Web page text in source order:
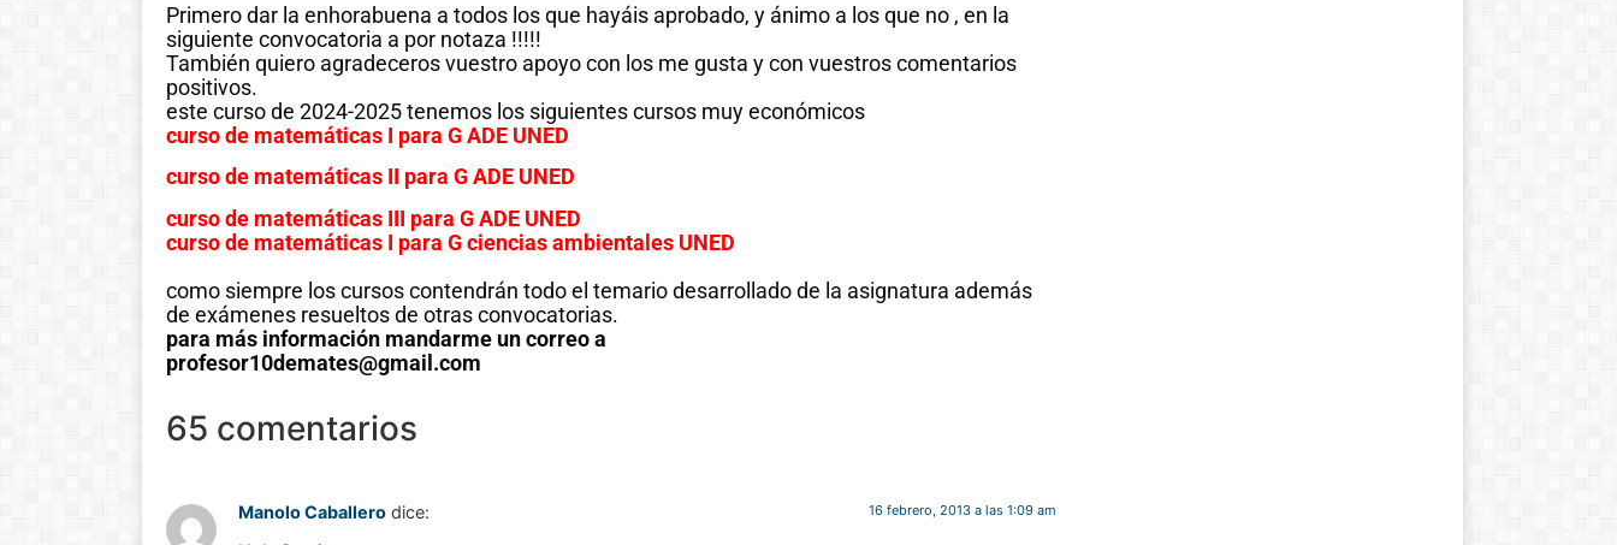
Primero dar la enhorabuena a todos los que hayáis aprobado, y ánimo a los que no , en la
siguiente convocatoria a por notaza !!!!!
También quiero agradeceros vuestro apoyo con los me gusta y con vuestros comentarios
positivos.
este curso de 2024-2025 tenemos los siguientes cursos muy económicos
curso de matemáticas I para G ADE UNED
curso de matemáticas II para G ADE UNED
curso de matemáticas III para G ADE UNED
curso de matemáticas I para G ciencias ambientales UNED
como siempre los cursos contendrán todo el temario desarrollado de la asignatura además
de exámenes resueltos de otras convocatorias.
para más información mandarme un correo a
profesor10demates@gmail.com
65 comentarios
Manolo Caballero dice: 16 febrero, 2013 a las 1:09 am